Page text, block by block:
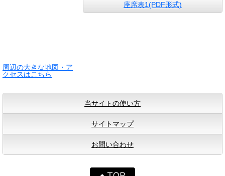
周辺の大きな地図・ア
クセスはこちら
座席表1(PDF形式)
当サイトの使い方
サイトマップ
お問い合わせ